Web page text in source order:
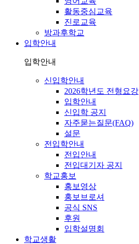
활동중심교육
진로교육
방과후학교
입학안내
입학안내
신입학안내
2026학년도 전형요강
입학안내
신입학 공지
자주묻는질문(FAQ)
설문
전입학안내
전입안내
전입대기자 공지
학교홍보
홍보영상
홍보브로셔
공식 SNS
후원
입학설명회
학교생활